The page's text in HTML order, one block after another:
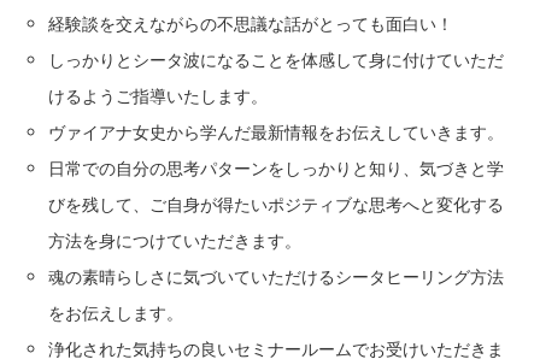
経験談を交えながらの不思議な話がとっても面白い！
しっかりとシータ波になることを体感して身に付けていただ
けるようご指導いたします。
ヴァイアナ女史から学んだ最新情報をお伝えしていきます。
日常での自分の思考パターンをしっかりと知り、気づきと学
びを残して、ご自身が得たいポジティブな思考へと変化する
方法を身につけていただきます。
魂の素晴らしさに気づいていただけるシータヒーリング方法
をお伝えします。
浄化された気持ちの良いセミナールームでお受けいただきま